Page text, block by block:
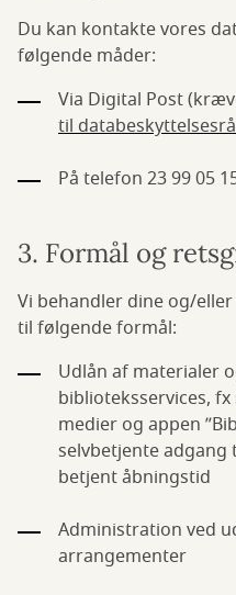
Du kan kontakte vores
følgende måder:
Via Digital Post
til
På telefon 23 99 05
3. Formål og
Vi behandler dine og/
til følgende formål:
Udlån af materialer
biblioteksservices,
medier og appen
selvbetjente
betjent åbningstid
Administration ved
arrangementer